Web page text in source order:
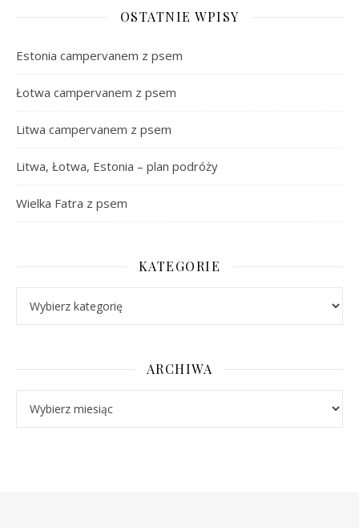
OSTATNIE WPISY
Estonia campervanem z psem
Łotwa campervanem z psem
Litwa campervanem z psem
Litwa, Łotwa, Estonia – plan podróży
Wielka Fatra z psem
KATEGORIE
ARCHIWA